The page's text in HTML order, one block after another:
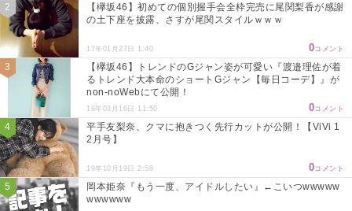
【欅坂46】初めての個別握手会全枠完売に尾関梨香が感謝
の土下座を披露、さすが尾関スタイルｗｗｗ
17年01月27日 1:40 0コメント
【欅坂46】トレンドのGジャン姿が可愛い『渡邉理佐が着
るトレンド大本命のショートGジャン【毎日コーデ】』が
non-noWebにて公開！
18年03月16日 11:50 0コメント
平手友梨奈、クマに抱きつく先行カットが公開！【ViVi 1
2月号】
19年10月19日 2:58 0コメント
岡本姫奈『もう一度、アイドルしたい』←こいつwwwww
wwwwww